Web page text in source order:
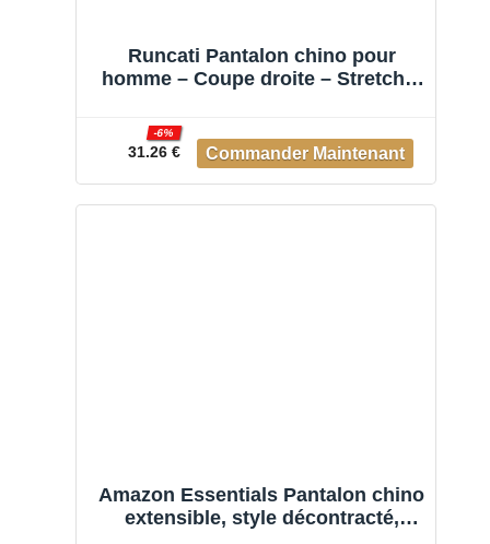
Runcati Pantalon chino pour
homme – Coupe droite – Stretch –
Léger – Avec taille élastique, gris,
XL
31.26 €
-6%
Amazon Essentials Pantalon chino
extensible, style décontracté,